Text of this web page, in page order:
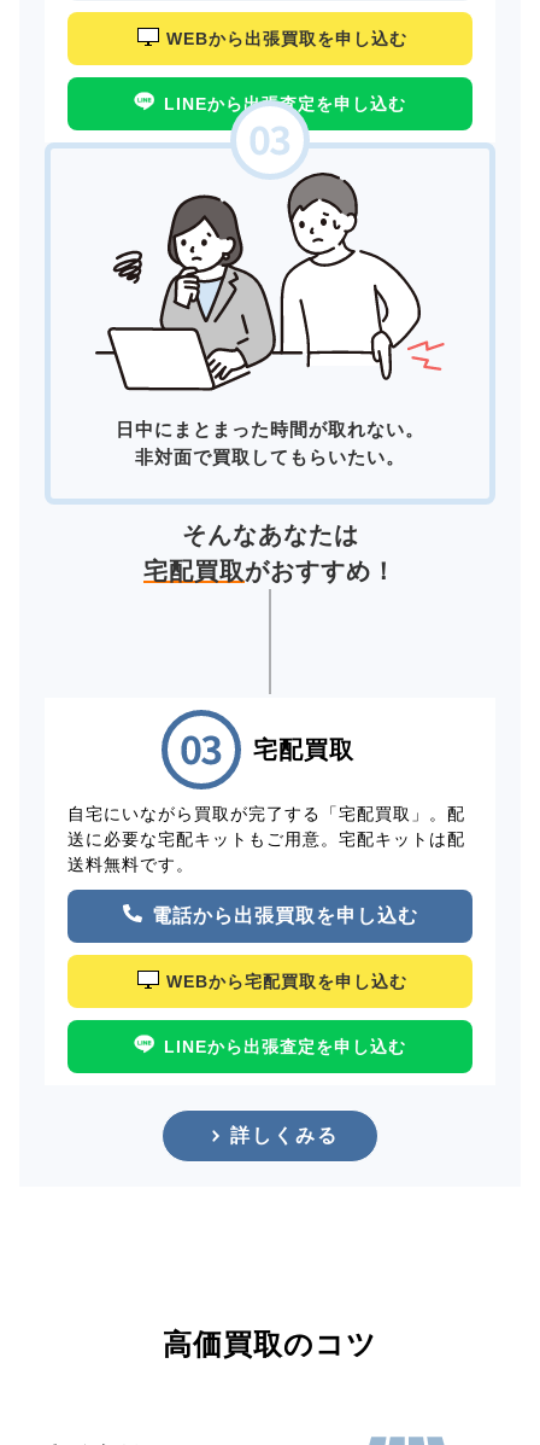
WEBから出張買取を申し込む
LINEから出張査定を申し込む
日中にまとまった時間が取れない。
非対面で買取してもらいたい。
そんなあなたは
宅配買取がおすすめ！
宅配買取
自宅にいながら買取が完了する「宅配買取」。配
送に必要な宅配キットもご用意。宅配キットは配
送料無料です。
電話から出張買取を申し込む
WEBから宅配買取を申し込む
LINEから出張査定を申し込む
詳しくみる
高価買取のコツ